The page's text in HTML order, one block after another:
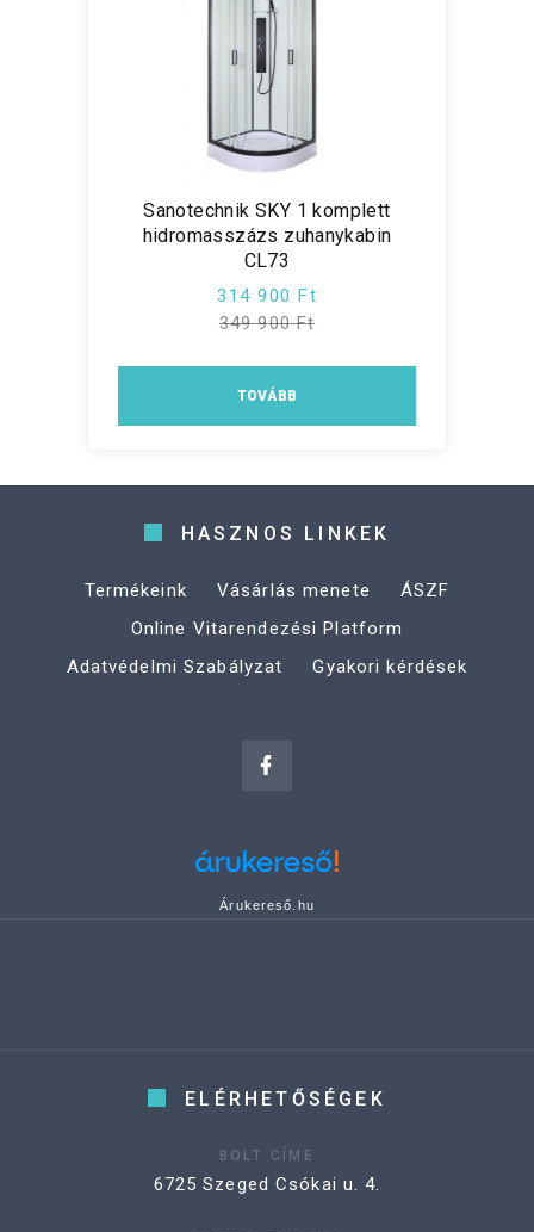
Sanotechnik SKY 1 komplett
hidromasszázs zuhanykabin
CL73
314 900 Ft
349 900 Ft
TOVÁBB
HASZNOS LINKEK
Termékeink Vásárlás menete
ÁSZF
Online Vitarendezési Platform
Adatvédelmi Szabályzat
Gyakori kérdések
Árukereső.hu
ELÉRHETŐSÉGEK
BOLT CÍME
6725 Szeged Csókai u. 4.